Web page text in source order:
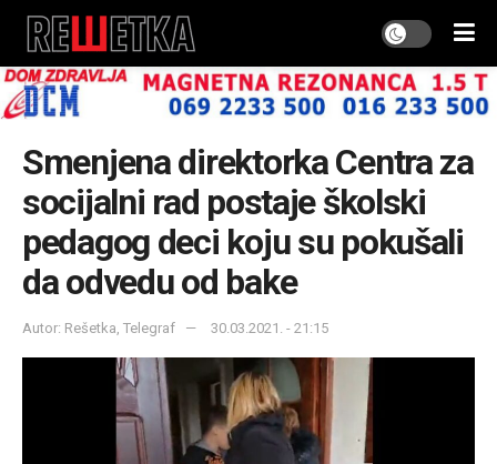
Smenjena direktorka Centra za
socijalni rad postaje školski
pedagog deci koju su pokušali
da odvedu od bake
Autor: Rešetka, Telegraf 30.03.2021. - 21:15